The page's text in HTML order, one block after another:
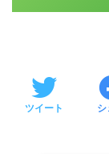
ツイート シ